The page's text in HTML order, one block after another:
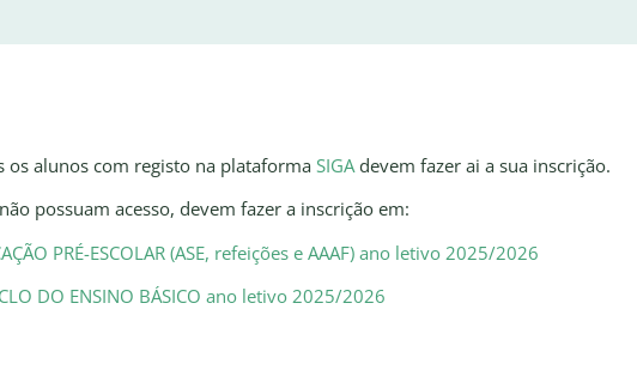
os alunos com registo na plataforma SIGAdevem fazer ai a sua inscrição.
possuam acesso, devem fazer a inscrição em:
PRÉ-ESCOLAR (ASE, refeições e AAAF) ano letivo 2025/2026
DO ENSINO BÁSICO ano letivo 2025/2026